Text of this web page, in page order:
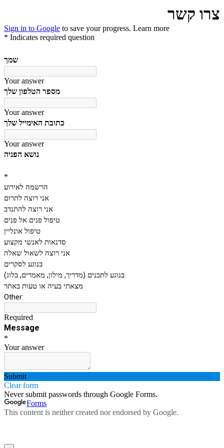
צרו קשר
Sign in to Google to save your progress. Learn more
* Indicates required question
שמך
Your answer
מספר הטלפון שלך
Your answer
כתובת האימייל שלך
Your answer
*
הרשמה לאירוע
אני רוצה לתרום
אני רוצה להתנדב
טיפול פנים אל פנים
טיפול אונליין
סדנאות לאנשי מקצוע
אני רוצה לשאול שאלה
בנוגע לסקרים
בנוגע לתכנים (מדריך, מילון, מאמרים, בלוג)
מצאתי בעיה או טעות באתר
Other:
Required
Message
*
Your answer
Submit
Clear form
Never submit passwords through Google Forms.
Forms
This content is neither created nor endorsed by Google.